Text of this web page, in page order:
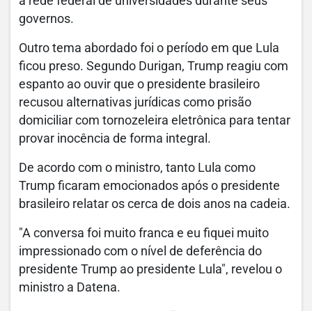
governos.
Outro tema abordado foi o período em que Lula
ficou preso. Segundo Durigan, Trump reagiu com
espanto ao ouvir que o presidente brasileiro
recusou alternativas jurídicas como prisão
domiciliar com tornozeleira eletrônica para tentar
provar inocência de forma integral.
De acordo com o ministro, tanto Lula como
Trump ficaram emocionados após o presidente
brasileiro relatar os cerca de dois anos na cadeia.
"A conversa foi muito franca e eu fiquei muito
impressionado com o nível de deferência do
presidente Trump ao presidente Lula", revelou o
ministro a Datena.